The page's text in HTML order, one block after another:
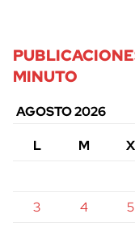
MINUTO
AGOSTO 2026
L
M X
3
4 5